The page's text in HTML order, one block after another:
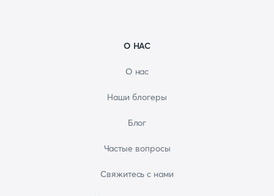
О НАС
О нас
Наши блогеры
Блог
Частые вопросы
Свяжитесь с нами